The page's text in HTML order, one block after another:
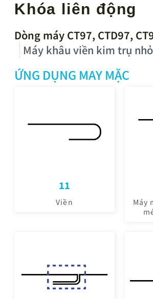
Khóa liên động
Dòng máy CT97, CTD97,
Máy khâu viền kim trụ nhỏ
ỨNG DỤNG MAY MẶC
11
Viền
Máy